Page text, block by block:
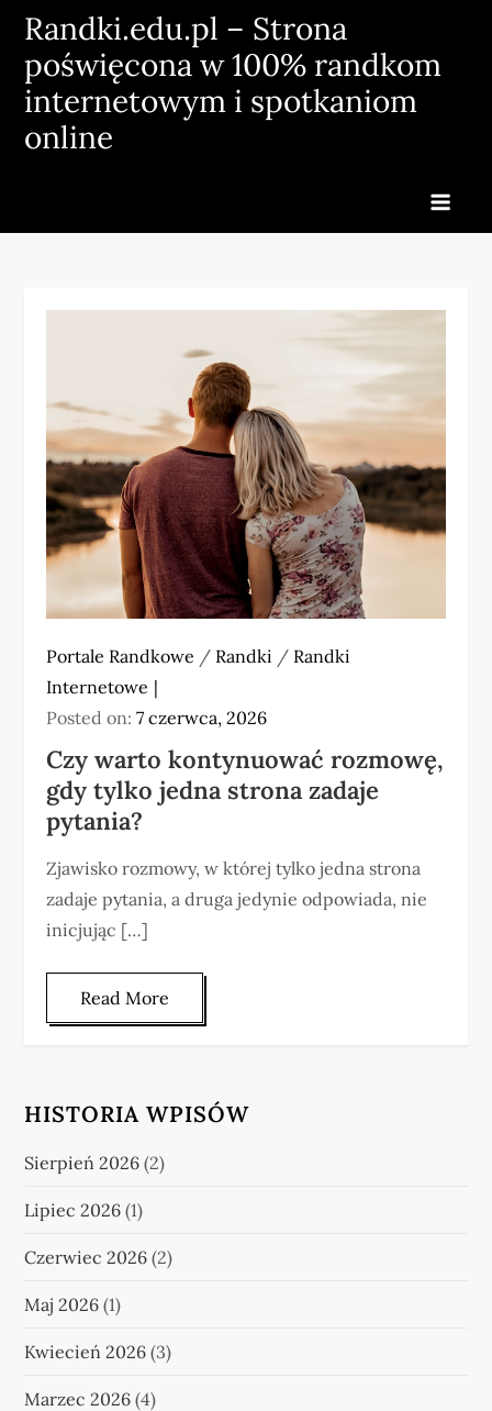
Skip
content
Randki.edu.pl – Strona
poświęcona w 100% randkom
internetowym i spotkaniom
online
Portale Randkowe / Randki / Randki
Internetowe
Posted on:7 czerwca, 2026
Czy warto kontynuować rozmowę,
gdy tylko jedna strona zadaje
pytania?
Zjawisko rozmowy, w której tylko jedna strona
zadaje pytania, a druga jedynie odpowiada, nie
inicjując […]
Read More
HISTORIA WPISÓW
Sierpień 2026 (2)
Lipiec 2026 (1)
Czerwiec 2026 (2)
Maj 2026 (1)
Kwiecień 2026 (3)
Marzec 2026 (4)